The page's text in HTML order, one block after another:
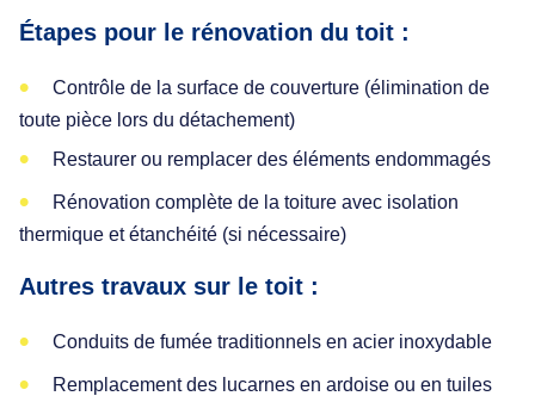
Étapes pour le rénovation du toit :
Contrôle de la surface de couverture (élimination de
toute pièce lors du détachement)
Restaurer ou remplacer des éléments endommagés
Rénovation complète de la toiture avec isolation
thermique et étanchéité (si nécessaire)
Autres travaux sur le toit :
Conduits de fumée traditionnels en acier inoxydable
Remplacement des lucarnes en ardoise ou en tuiles